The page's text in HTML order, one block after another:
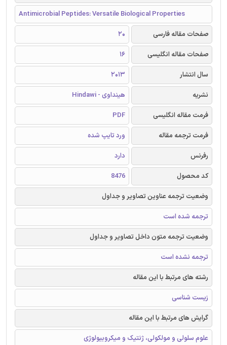
Antimicrobial Peptides: Versatile Biological Properties
صفحات مقاله فارسی
20
صفحات مقاله انگلیسی
16
سال انتشار
2013
نشریه
هینداوی - Hindawi
فرمت مقاله انگلیسی
PDF
فرمت ترجمه مقاله
ورد تایپ شده
رفرنس
دارد
کد محصول
8476
وضعیت ترجمه عناوین تصاویر و جداول
ترجمه شده است
وضعیت ترجمه متون داخل تصاویر و جداول
ترجمه نشده است
رشته های مرتبط با این مقاله
زیست شناسی
گرایش های مرتبط با این مقاله
علوم سلولی و مولکولی، ژنتیک و میکروبیولوژی